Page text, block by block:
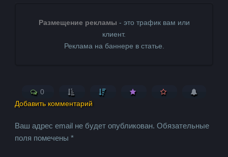
Размещение рекламы - это трафик вам или
клиент.
Реклама на баннере в статье.
0
Добавить комментарий
Ваш адрес email не будет опубликован. Обязательные
поля помечены*